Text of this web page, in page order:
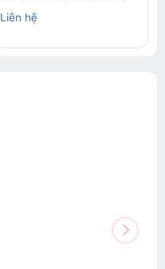
Liên hệ